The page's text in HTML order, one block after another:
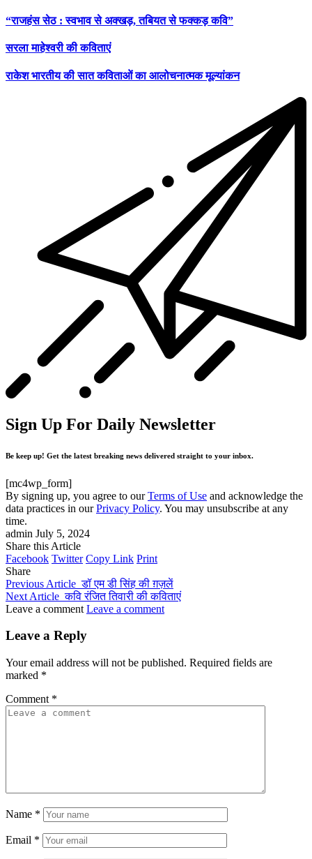
“राजहंस सेठ : स्वभाव से अक्खड़, तबियत से फक्कड़ कवि”
सरला माहेश्वरी की कविताएं
राकेश भारतीय की सात कविताओं का आलोचनात्मक मूल्यांकन
Sign Up For Daily Newsletter
Be keep up! Get the latest breaking news delivered straight to your inbox.
[mc4wp_form]
By signing up, you agree to ourTerms of Use and acknowledge the
data practices in ourPrivacy Policy. You may unsubscribe at any
time.
admin July 5, 2024
Share this Article
Facebook Twitter Copy Link Print
Share
Previous Article डॉ एम डी सिंह की ग़ज़लें
Next Article कवि रंजित तिवारी की कविताएं
Leave a comment Leave a comment
Leave a Reply
Your email address will not be published. Required fields are
marked *
Comment *
Name *
Email *